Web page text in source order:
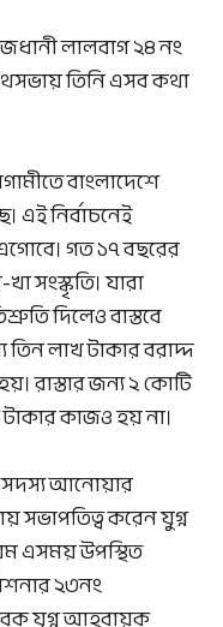
লালবাগ ২৪ নং
তিনি এসব কথা
বাংলাদেশে
এই নির্বাচনেই
গত ১৭ বছরের
সংস্কৃতি। যারা
দিলেও বাস্তবে
লাখ টাকার বরাদ্দ
রাস্তার জন্য ২ কোটি
কাজও হয় না।
সদস্য আনোয়ার
সভাপতিত্ব করেন যুগ্ন
উপস্থিত
২৩নং
যুগ্ন আহবায়ক